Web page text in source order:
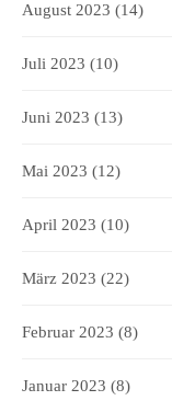
August 2023 (14)
Juli 2023 (10)
Juni 2023 (13)
Mai 2023 (12)
April 2023 (10)
März 2023 (22)
Februar 2023 (8)
Januar 2023 (8)